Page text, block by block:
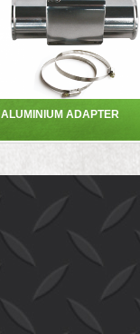
ALUMINIUM ADAPTER